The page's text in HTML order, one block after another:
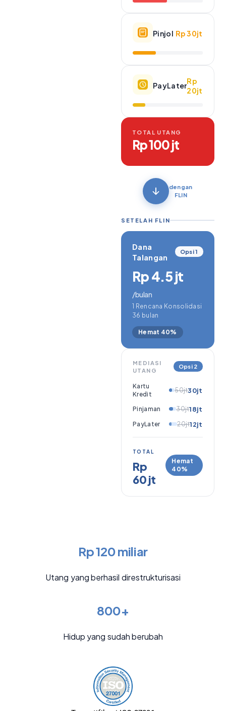
Pinjol Rp 30jt
PayLater
Rp
20jt
TOTAL UTANG
Rp 100 jt
dengan
FLIN
SETELAH FLIN
Dana
Talangan
Opsi 1
Rp 4.5 jt
/bulan
1 Rencana Konsolidasi
36 bulan
Hemat 40%
MEDIASI
UTANG
Opsi 2
Kartu
Kredit
50jt30jt
Pinjaman 30jt18jt
PayLater 20jt12jt
TOTAL
Rp
60 jt
Hemat
40%
Rp 120 miliar
Utang yang berhasil direstrukturisasi
800+
Hidup yang sudah berubah